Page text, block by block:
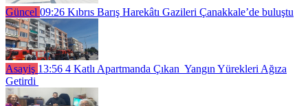
Güncel 09:26 Kıbrıs Barış Harekâtı Gazileri Çanakkale’de buluştu
Asayiş 13:56 4 Katlı Apartmanda Çıkan Yangın Yürekleri Ağıza
Getirdi